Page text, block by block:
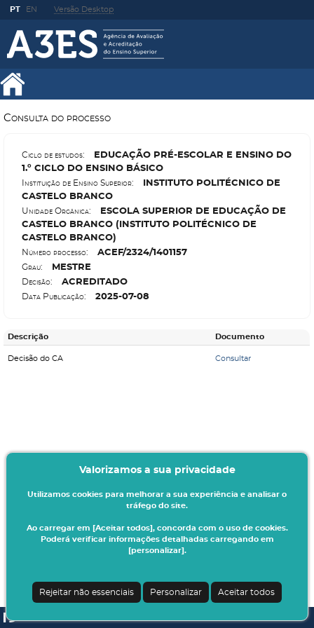
PT EN Versão Desktop
Consulta do processo
Ciclo de estudos: E DUCAÇÃO PRÉ-ESCOLAR E ENSINO DO
1.º CICLO DO ENSINO BÁSICO
Instituição de Ensino Superior:
NSTITUTO POLITÉCNICO DE
CASTELO BRANCO
Unidade Orgânica: ESCOLA SUPERIOR DE EDUCAÇÃO DE
CASTELO BRANCO (INSTITUTO POLITÉCNICO DE
CASTELO BRANCO)
Número processo: ACEF/2324/1401157
Grau: M ESTRE
Decisão: ACREDITADO
Data Publicação: 2025-07-08
Descrição Documento
Decisão do CA Consultar
Valorizamos a sua privacidade
Utilizamos cookies para melhorar a sua experiência e analisar o
tráfego do site.
Ao carregar em [Aceitar todos], concorda com o uso de cookies.
Poderá verificar informações detalhadas carregando em
[personalizar].
Rejeitar não essenciais Personalizar Aceitar todos